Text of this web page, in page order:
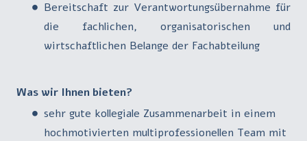
Bereitschaft zur Verantwortungsübernahme für
die fachlichen, organisatorischen und
wirtschaftlichen Belange der Fachabteilung
Was wir Ihnen bieten?
sehr gute kollegiale Zusammenarbeit in einem
hochmotivierten multiprofessionellen Team mit